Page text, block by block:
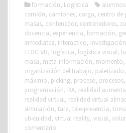
formación, Logística alumnos
camión, camiones, carga, centro de
masas, contenedor, contenedores,
docencia, experiencia, formación,
inmediatez, interactivo, investigación
LLOG VR, logística, logística visual,
masa, meta-información, momento,
organización del trabajo, paletizado,
máximo, picking, proceso, procesos,
programación, RA, realidad
realidad virtual, realidad virtual
simulación, tara, tele-presencia,
ubicuidad, virtual reality, visual,
comentario